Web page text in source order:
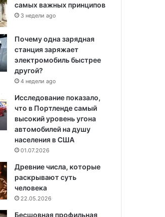
самых важных принципов
3 недели ago
Почему одна зарядная
станция заряжает
электромобиль быстрее
другой?
4 недели ago
Исследование показало,
что в Портленде самый
высокий уровень угона
автомобилей на душу
населения в США
01.07.2026
Древние числа, которые
раскрывают суть
человека
22.05.2026
Бесшовная профильная